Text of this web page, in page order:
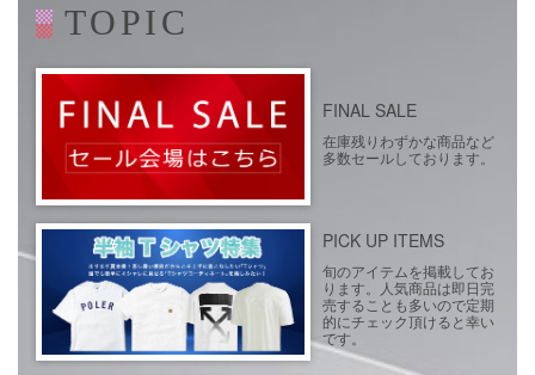
TOPIC
FINAL SALE
在庫残りわずかな商品など
多数セールしております。
PICK UP ITEMS
旬のアイテムを掲載してお
ります。人気商品は即日完
売することも多いので定期
的にチェック頂けると幸い
です。